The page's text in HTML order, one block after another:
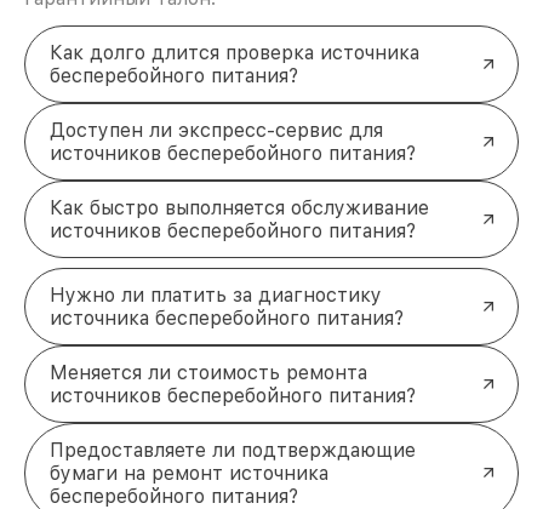
Качественные запчасти
проверенные комплектующие для работы
вашего ИБП Irbis.
Удобная оплата— гибкие способы расчёта за
услуги.
Доверьте ремонт
профессионалам
Оставьте заявку, и мы быстро свяжемся с вами
для обсуждения деталей. Ваш источник
бесперебойного питания Irbis будет работать как
новый! +7 (861) 299-37-61 Северная улица, 496/2
Как долго длится проверка источника
бесперебойного питания?
Доступен ли экспресс-сервис для
источников бесперебойного питания?
Как быстро выполняется обслуживание
источников бесперебойного питания?
Нужно ли платить за диагностику
источника бесперебойного питания?
Меняется ли стоимость ремонта
источников бесперебойного питания?
Предоставляете ли подтверждающие
бумаги на ремонт источника
бесперебойного питания?